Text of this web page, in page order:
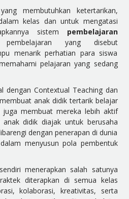
membutuhkan ketertarikan,
kelas dan untuk mengatasi
sistem pembelajaran
yang disebut
menarik perhatian para siswa
pelajaran yang sedang
dengan Contextual Teaching dan
anak didik tertarik belajar
juga membuat mereka lebih aktif
didik diajak untuk berusaha
dengan penerapan di dunia
menyusun pola pembentuk
menerapkan salah satunya
diterapkan di semua kelas
kolaborasi, kreativitas, serta